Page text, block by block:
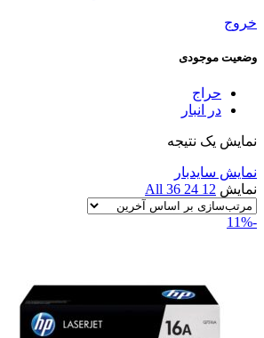
خروج
وضعیت موجودی
حراج
در انبار
نمایش یک نتیجه
نمایش سایدبار
نمایش 12
24
36
All
-11%